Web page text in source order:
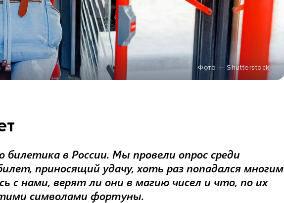
Фото — Shutterstock
в России. Мы провели опрос среди
приносящий удачу, хоть раз попадался многим
с нами, верят ли они в магию чисел и что, по их
символами фортуны.